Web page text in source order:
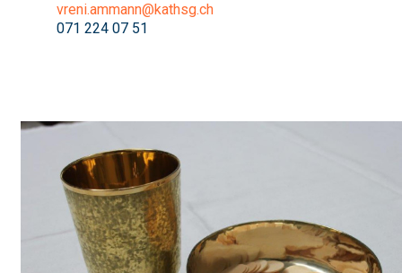
vreni.ammann@kathsg.ch
071 224 07 51